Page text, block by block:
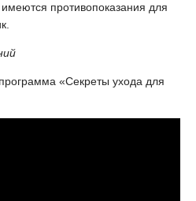
противопоказания для
«Секреты ухода для